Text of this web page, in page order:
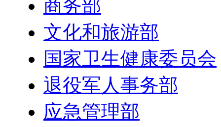
商务部
文化和旅游部
国家卫生健康委员会
退役军人事务部
应急管理部